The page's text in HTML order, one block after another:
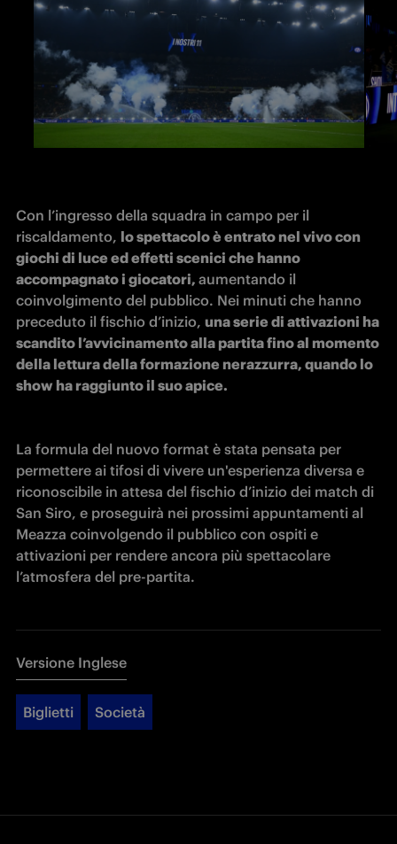
Con l’ingresso della squadra in campo per il
riscaldamento, lo spettacolo è entrato nel vivo con
giochi di luce ed effetti scenici che hanno
accompagnato i giocatori, aumentando il
coinvolgimento del pubblico. Nei minuti che hanno
preceduto il fischio d’inizio, una serie di attivazioni ha
scandito l’avvicinamento alla partita fino al momento
della lettura della formazione nerazzurra, quando lo
show ha raggiunto il suo apice.
La formula del nuovo format è stata pensata per
permettere ai tifosi di vivere un'esperienza diversa e
riconoscibile in attesa del fischio d’inizio dei match di
San Siro, e proseguirà nei prossimi appuntamenti al
Meazza coinvolgendo il pubblico con ospiti e
attivazioni per rendere ancora più spettacolare
l’atmosfera del pre-partita.
Versione Inglese
Biglietti Società